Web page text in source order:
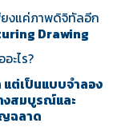
งแค่ภาพดิจิทัลอีก
Drawing
อะไร?
แต่เป็นแบบจำลอง
งสมบูรณ์และ
ฉลาด